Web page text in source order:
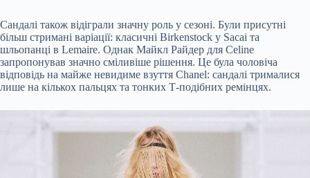
Сандалі також відіграли значну роль у сезоні. Були присутні
більш стримані варіації: класичні Birkenstock у Sacai та
шльопанці в Lemaire. Однак Майкл Райдер для Celine
запропонував значно сміливіше рішення. Це була чоловіча
відповідь на майже невидиме взуття Chanel: сандалі трималися
лише на кількох пальцях та тонких Т-подібних ремінцях.